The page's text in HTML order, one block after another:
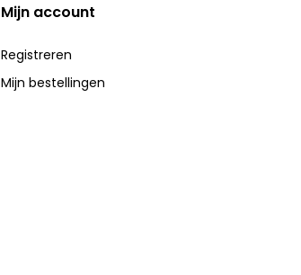
Mijn account
Registreren
Mijn bestellingen